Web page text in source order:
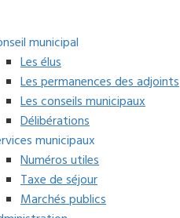
municipal
Les élus
Les permanences des adjoints
Les conseils municipaux
Délibérations
municipaux
Numéros utiles
Taxe de séjour
Marchés publics